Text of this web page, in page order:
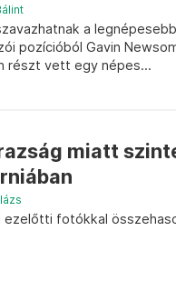
a
pozícióból Gavin
részt vett egy népes...
miatt
ezelőtti fotókkal